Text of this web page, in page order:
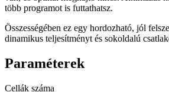
több programot is futtathatsz.
Összességében ez egy hordozható, jól
dinamikus teljesítményt és sokoldalú
Paraméterek
Cellák száma